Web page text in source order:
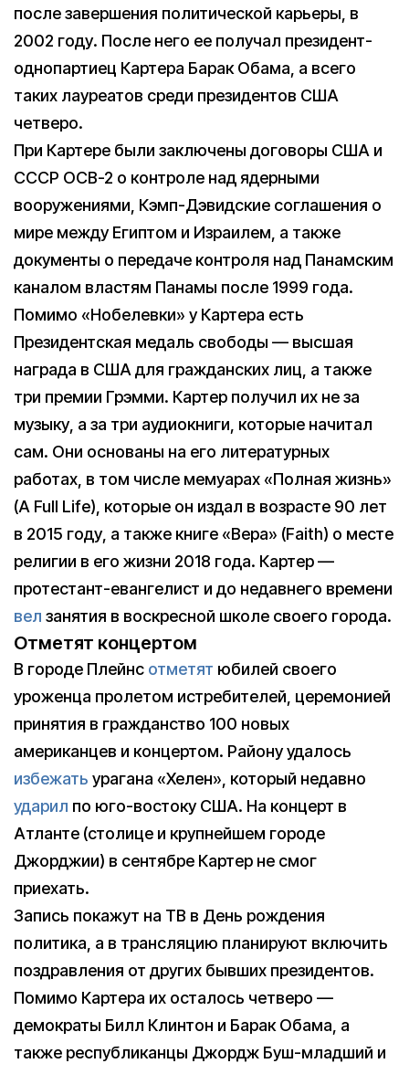
после завершения политической карьеры, в
2002 году. После него ее получал президент-
однопартиец Картера Барак Обама, а всего
таких лауреатов среди президентов США
четверо.
При Картере были заключены договоры США и
СССР ОСВ-2 о контроле над ядерными
вооружениями, Кэмп-Дэвидские соглашения о
мире между Египтом и Израилем, а также
документы о передаче контроля над Панамским
каналом властям Панамы после 1999 года.
Помимо «Нобелевки» у Картера есть
Президентская медаль свободы — высшая
награда в США для гражданских лиц, а также
три премии Грэмми. Картер получил их не за
музыку, а за три аудиокниги, которые начитал
сам. Они основаны на его литературных
работах, в том числе мемуарах «Полная жизнь»
(A Full Life), которые он издал в возрасте 90 лет
в 2015 году, а также книге «Вера» (Faith) о месте
религии в его жизни 2018 года. Картер —
протестант-евангелист и до недавнего времени
вел занятия в воскресной школе своего города.
Отметят концертом
В городе Плейнс отметят юбилей своего
уроженца пролетом истребителей, церемонией
принятия в гражданство 100 новых
американцев и концертом. Району удалось
избежать урагана «Хелен», который недавно
ударил по юго-востоку США. На концерт в
Атланте (столице и крупнейшем городе
Джорджии) в сентябре Картер не смог
приехать.
Запись покажут на ТВ в День рождения
политика, а в трансляцию планируют включить
поздравления от других бывших президентов.
Помимо Картера их осталось четверо —
демократы Билл Клинтон и Барак Обама, а
также республиканцы Джордж Буш-младший и